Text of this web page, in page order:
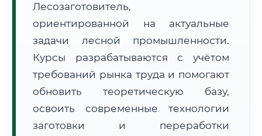
Часовой пояс:
Формат учебы:
Дистанционно
🗺️ Зона обслуживания: г. Карши
Лесозаготовитель,
ориентированной на актуальные
задачи лесной промышленности.
Курсы разрабатываются с учётом
требований рынка труда и помогают
обновить теоретическую базу,
освоить современные технологии
заготовки и переработки